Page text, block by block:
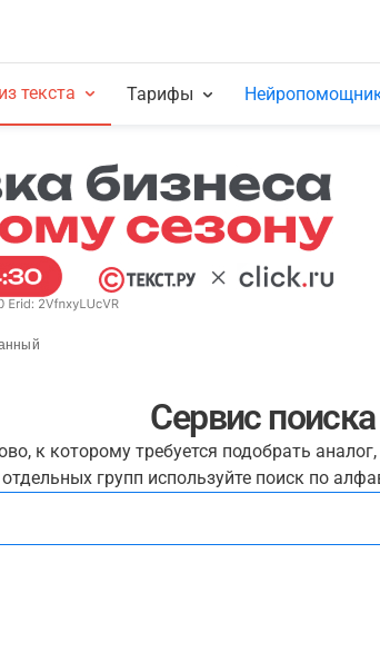
текста Тарифы
Сервис
к которому требуется подобрать
групп используйте поиск по